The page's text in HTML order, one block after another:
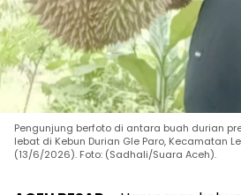
Pengunjung berfoto di antara buah durian
lebat di Kebun Durian Gle Paro, Kecamatan
(13/6/2026). Foto: (Sadhali/Suara Aceh).